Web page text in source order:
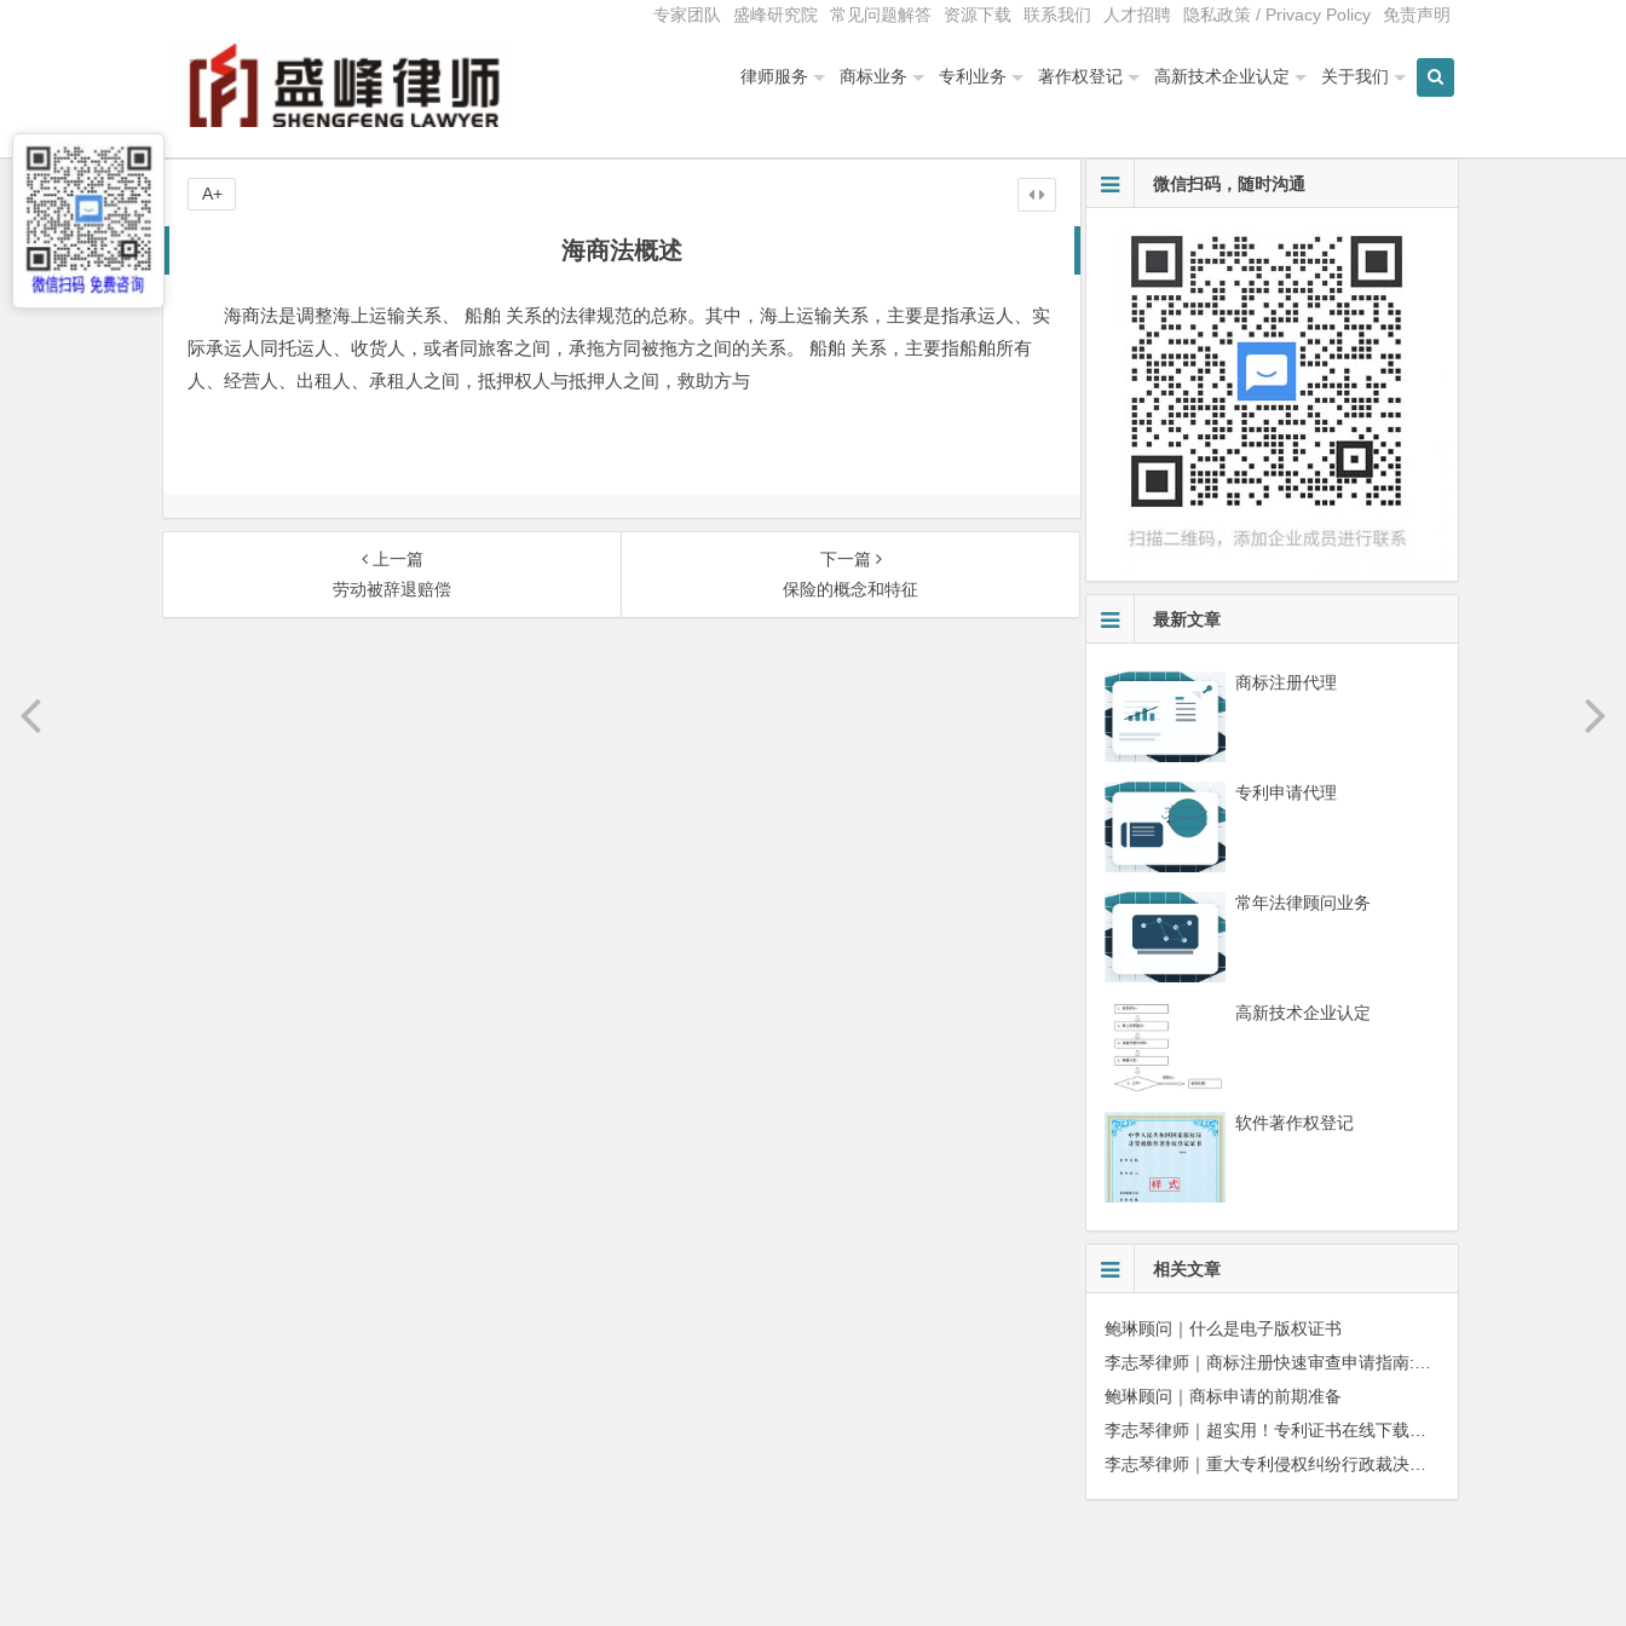
专家团队 盛峰研究院 常见问题解答 资源下载 联系我们 人才招聘 隐私政策 / Privacy Policy 免责声明
律师服务 商标业务 专利业务 著作权登记 高新技术企业认定 关于我们
海商法概述
海商法是调整海上运输关系、 船舶 关系的法律规范的总称。其中，海上运输关系，主要是指承运人、实
际承运人同托运人、收货人，或者同旅客之间，承拖方同被拖方之间的关系。 船舶 关系，主要指船舶所有
人、经营人、出租人、承租人之间，抵押权人与抵押人之间，救助方与
A+
上一篇
劳动被辞退赔偿
下一篇
保险的概念和特征
微信扫码，随时沟通
最新文章
商标注册代理
专利申请代理
常年法律顾问业务
高新技术企业认定
软件著作权登记
相关文章
鲍琳顾问｜什么是电子版权证书
鲍琳顾问｜商标申请的前期准备
李志琴律师｜重大专利侵权纠纷行政裁决：适用情形与办理规则详解